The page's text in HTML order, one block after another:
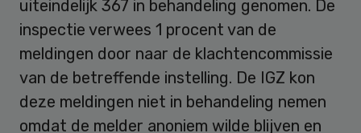
uiteindelijk 367 in behandeling genomen. De
inspectie verwees 1 procent van de
meldingen door naar de klachtencommissie
van de betreffende instelling. De IGZ kon
deze meldingen niet in behandeling nemen
omdat de melder anoniem wilde blijven en